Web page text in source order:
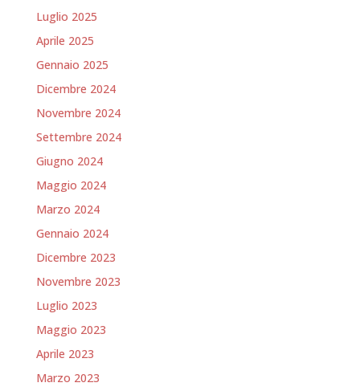
Luglio 2025
Aprile 2025
Gennaio 2025
Dicembre 2024
Novembre 2024
Settembre 2024
Giugno 2024
Maggio 2024
Marzo 2024
Gennaio 2024
Dicembre 2023
Novembre 2023
Luglio 2023
Maggio 2023
Aprile 2023
Marzo 2023